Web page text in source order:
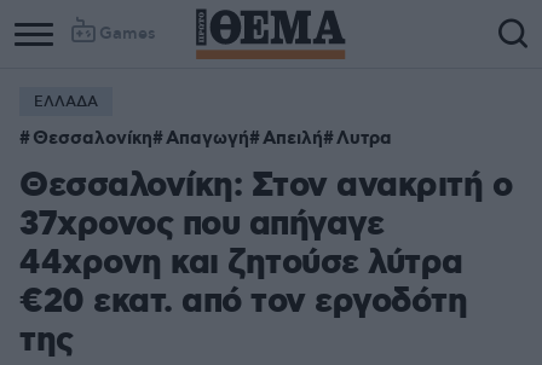
Games
Column
1
Column
2
ΕΛΛΑΔΑ
Θεσσαλονίκη Απαγωγή Απειλή Λυτρα
Θεσσαλονίκη: Στον ανακριτή ο
37χρονος που απήγαγε
44χρονη και ζητούσε λύτρα
€20 εκατ. από τον εργοδότη
της